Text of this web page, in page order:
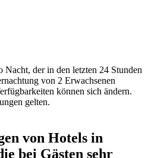
Nacht, der in den letzten 24 Stunden
von 2 Erwachsenen
können sich ändern.
gelten.
von Hotels in
bei Gästen sehr